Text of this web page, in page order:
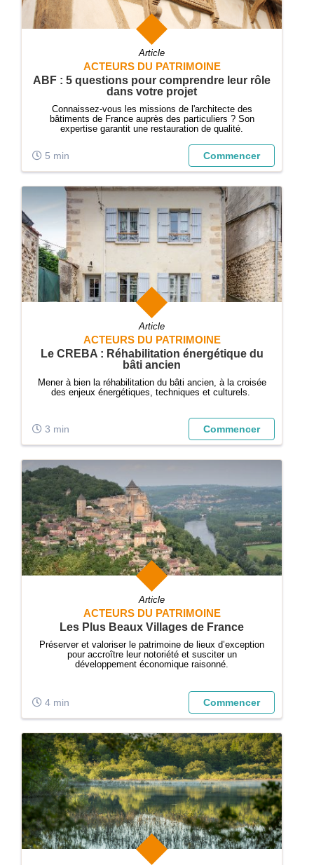
Article
ACTEURS DU PATRIMOINE
ABF : 5 questions pour comprendre leur rôle
dans votre projet
Connaissez-vous les missions de l'architecte des
bâtiments de France auprès des particuliers ? Son
expertise garantit une restauration de qualité.
5 min Commencer
Article
ACTEURS DU PATRIMOINE
Le CREBA : Réhabilitation énergétique du
bâti ancien
Mener à bien la réhabilitation du bâti ancien, à la croisée
des enjeux énergétiques, techniques et culturels.
3 min Commencer
Article
ACTEURS DU PATRIMOINE
Les Plus Beaux Villages de France
Préserver et valoriser le patrimoine de lieux d’exception
pour accroître leur notoriété et susciter un
développement économique raisonné.
4 min Commencer